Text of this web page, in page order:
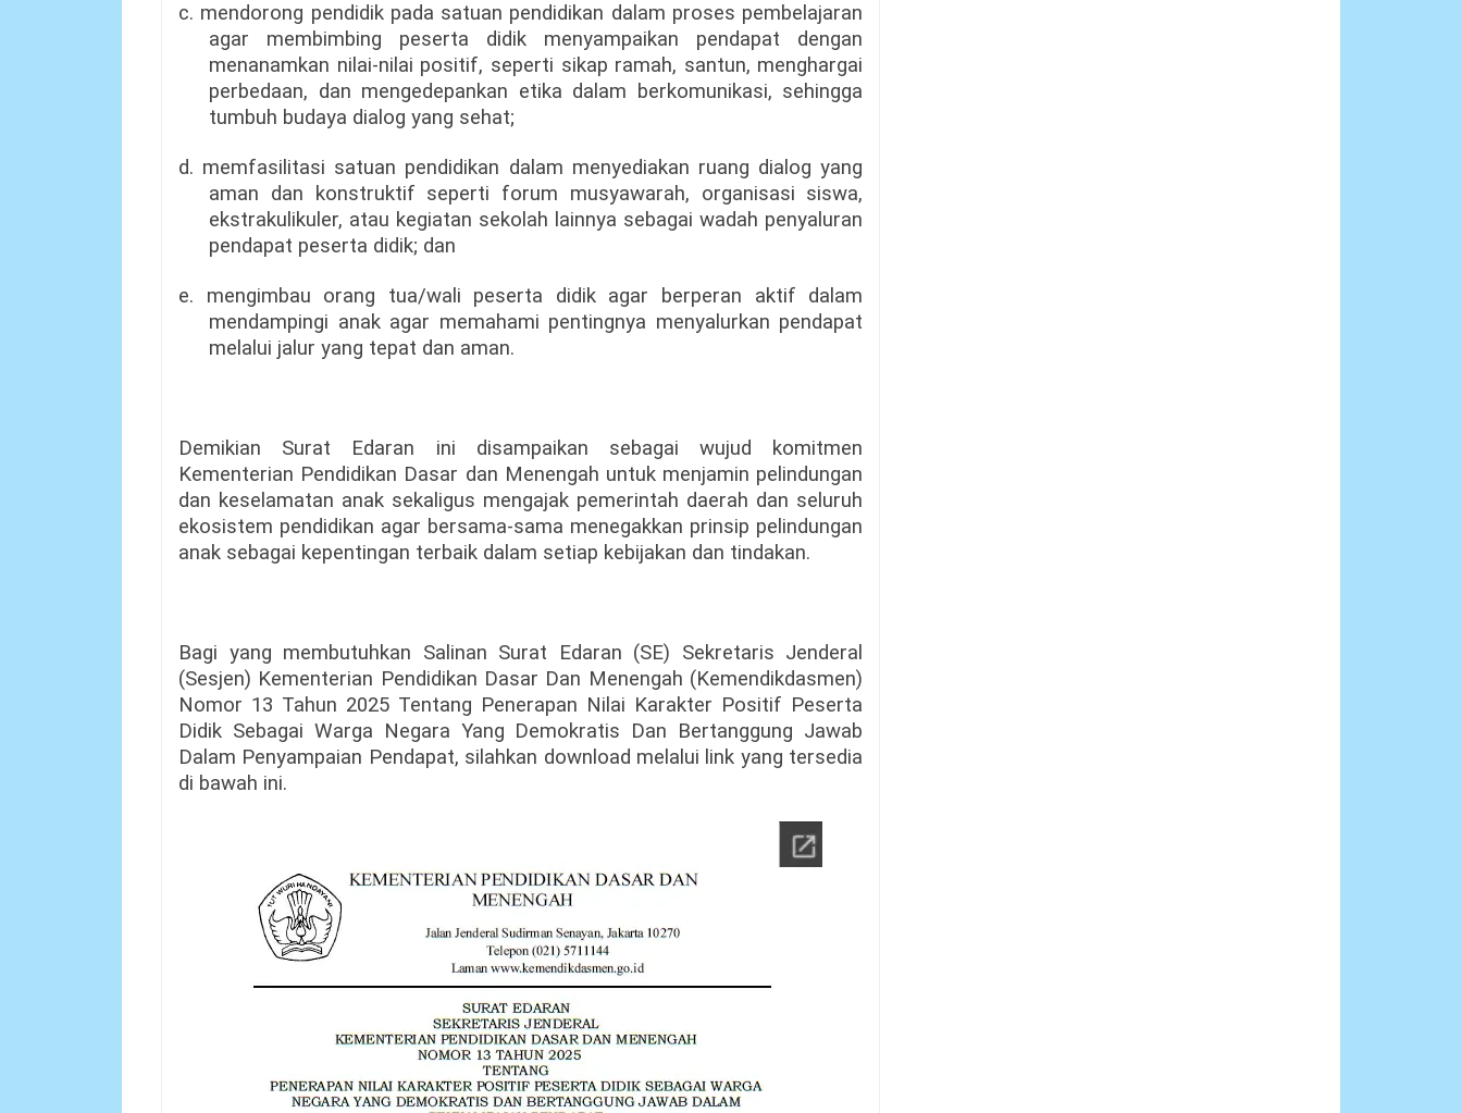
c. mendorong pendidik pada satuan pendidikan dalam proses pembelajaran
agar membimbing peserta didik menyampaikan pendapat dengan
menanamkan nilai-nilai positif, seperti sikap ramah, santun, menghargai
perbedaan, dan mengedepankan etika dalam berkomunikasi, sehingga
tumbuh budaya dialog yang sehat;
d. memfasilitasi satuan pendidikan dalam menyediakan ruang dialog yang
aman dan konstruktif seperti forum musyawarah, organisasi siswa,
ekstrakulikuler, atau kegiatan sekolah lainnya sebagai wadah penyaluran
pendapat peserta didik; dan
e. mengimbau orang tua/wali peserta didik agar berperan aktif dalam
mendampingi anak agar memahami pentingnya menyalurkan pendapat
melalui jalur yang tepat dan aman.
Demikian Surat Edaran ini disampaikan sebagai wujud komitmen
Kementerian Pendidikan Dasar dan Menengah untuk menjamin pelindungan
dan keselamatan anak sekaligus mengajak pemerintah daerah dan seluruh
ekosistem pendidikan agar bersama-sama menegakkan prinsip pelindungan
anak sebagai kepentingan terbaik dalam setiap kebijakan dan tindakan.
Bagi yang membutuhkan Salinan Surat Edaran (SE) Sekretaris Jenderal
(Sesjen) Kementerian Pendidikan Dasar Dan Menengah (Kemendikdasmen)
Nomor 13 Tahun 2025 Tentang Penerapan Nilai Karakter Positif Peserta
Didik Sebagai Warga Negara Yang Demokratis Dan Bertanggung Jawab
Dalam Penyampaian Pendapat, silahkan download melalui link yang tersedia
di bawah ini.